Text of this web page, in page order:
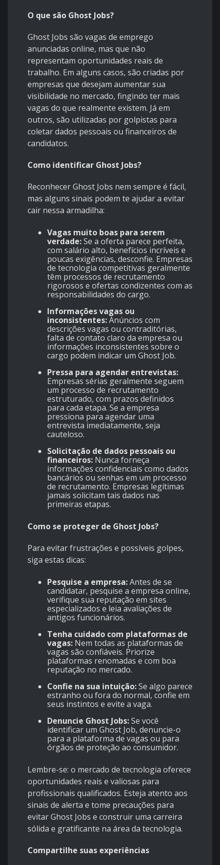
O que são Ghost Jobs?
Ghost Jobs são vagas de emprego
anunciadas online, mas que não
representam oportunidades reais de
trabalho. Em alguns casos, são criadas por
empresas que desejam aumentar sua
visibilidade no mercado, fingindo ter mais
vagas do que realmente existem. Já em
outros, são utilizadas por golpistas para
coletar dados pessoais ou financeiros de
candidatos.
Como identificar Ghost Jobs?
Reconhecer Ghost Jobs nem sempre é fácil,
mas alguns sinais podem te ajudar a evitar
cair nessa armadilha:
Vagas muito boas para serem
verdade:Se a oferta parece perfeita,
com salário alto, benefícios incríveis e
poucas exigências, desconfie. Empresas
de tecnologia competitivas geralmente
têm processos de recrutamento
rigorosos e ofertas condizentes com as
responsabilidades do cargo.
Informações vagas ou
inconsistentes:Anúncios com
descrições vagas ou contraditórias,
falta de contato claro da empresa ou
informações inconsistentes sobre o
cargo podem indicar um Ghost Job.
Pressa para agendar entrevistas:
Empresas sérias geralmente seguem
um processo de recrutamento
estruturado, com prazos definidos
para cada etapa. Se a empresa
pressiona para agendar uma
entrevista imediatamente, seja
cauteloso.
Solicitação de dados pessoais ou
financeiros: Nunca forneça
informações confidenciais como dados
bancários ou senhas em um processo
de recrutamento. Empresas legítimas
jamais solicitam tais dados nas
primeiras etapas.
Como se proteger de Ghost Jobs?
Para evitar frustrações e possíveis golpes,
siga estas dicas:
Pesquise a empresa:Antes de se
candidatar, pesquise a empresa online,
verifique sua reputação em sites
especializados e leia avaliações de
antigos funcionários.
Tenha cuidado com plataformas de
vagas: Nem todas as plataformas de
vagas são confiáveis. Priorize
plataformas renomadas e com boa
reputação no mercado.
Confie na sua intuição:Se algo parece
estranho ou fora do normal, confie em
seus instintos e evite a vaga.
Denuncie Ghost Jobs:Se você
identificar um Ghost Job, denuncie-o
para a plataforma de vagas ou para
órgãos de proteção ao consumidor.
Lembre-se: o mercado de tecnologia oferece
oportunidades reais e valiosas para
profissionais qualificados. Esteja atento aos
sinais de alerta e tome precauções para
evitar Ghost Jobs e construir uma carreira
sólida e gratificante na área da tecnologia.
Compartilhe suas experiências